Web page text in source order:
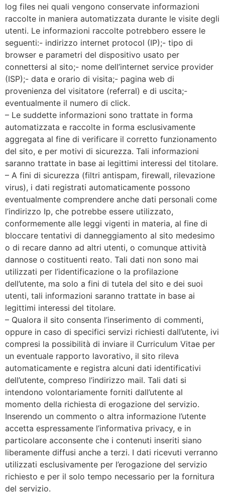
log files nei quali vengono conservate informazioni
raccolte in maniera automatizzata durante le visite degli
utenti. Le informazioni raccolte potrebbero essere le
seguenti:- indirizzo internet protocol (IP);- tipo di
browser e parametri del dispositivo usato per
connettersi al sito;- nome dell’internet service provider
(ISP);- data e orario di visita;- pagina web di
provenienza del visitatore (referral) e di uscita;-
eventualmente il numero di click.
– Le suddette informazioni sono trattate in forma
automatizzata e raccolte in forma esclusivamente
aggregata al fine di verificare il corretto funzionamento
del sito, e per motivi di sicurezza. Tali informazioni
saranno trattate in base ai legittimi interessi del titolare.
– A fini di sicurezza (filtri antispam, firewall, rilevazione
virus), i dati registrati automaticamente possono
eventualmente comprendere anche dati personali come
l’indirizzo Ip, che potrebbe essere utilizzato,
conformemente alle leggi vigenti in materia, al fine di
bloccare tentativi di danneggiamento al sito medesimo
o di recare danno ad altri utenti, o comunque attività
dannose o costituenti reato. Tali dati non sono mai
utilizzati per l’identificazione o la profilazione
dell’utente, ma solo a fini di tutela del sito e dei suoi
utenti, tali informazioni saranno trattate in base ai
legittimi interessi del titolare.
– Qualora il sito consenta l’inserimento di commenti,
oppure in caso di specifici servizi richiesti dall’utente, ivi
compresi la possibilità di inviare il Curriculum Vitae per
un eventuale rapporto lavorativo, il sito rileva
automaticamente e registra alcuni dati identificativi
dell’utente, compreso l’indirizzo mail. Tali dati si
intendono volontariamente forniti dall’utente al
momento della richiesta di erogazione del servizio.
Inserendo un commento o altra informazione l’utente
accetta espressamente l’informativa privacy, e in
particolare acconsente che i contenuti inseriti siano
liberamente diffusi anche a terzi. I dati ricevuti verranno
utilizzati esclusivamente per l’erogazione del servizio
richiesto e per il solo tempo necessario per la fornitura
del servizio.